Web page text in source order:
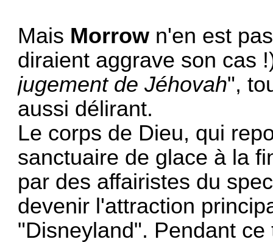
Mais Morrow n'en est
diraient aggrave son cas
jugement de Jéhovah",
aussi délirant.
Le corps de Dieu, qui
sanctuaire de glace à la
par des affairistes du
devenir l'attraction
"Disneyland". Pendant